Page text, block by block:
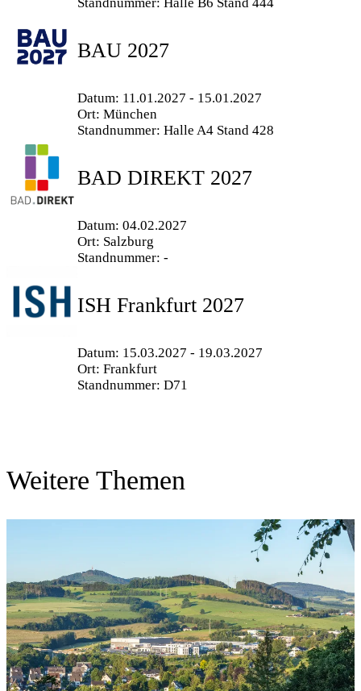
BAU 2027
Datum: 11.01.2027 - 15.01.2027
Ort: München
Standnummer: Halle A4 Stand 428
BAD DIREKT 2027
Datum: 04.02.2027
Ort: Salzburg
Standnummer: -
ISH Frankfurt 2027
Datum: 15.03.2027 - 19.03.2027
Ort: Frankfurt
Standnummer: D71
Weitere Themen